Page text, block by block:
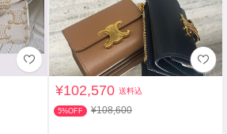
¥102,570送料込
5%OFF ¥108,600